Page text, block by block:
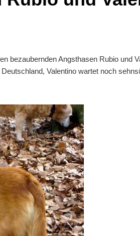
bezaubernden Angsthasen Rubio und
Valentino wartet noch